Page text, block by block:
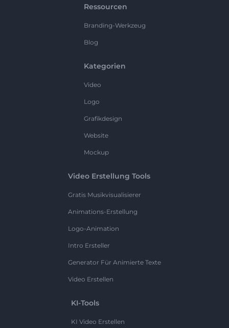
Ressourcen
Branding-Werkzeug
Blog
Kategorien
Video
Logo
Grafikdesign
Website
Mockup
Video Erstellung Tools
Gratis Musikvisualisierer
Animations-Erstellung
Logo-Animation
Intro Ersteller
Generator Für Animierte Texte
Video Erstellen
KI-Tools
KI Video Erstellen